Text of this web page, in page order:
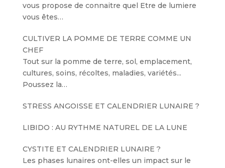
vous propose de connaitre quel Etre de lumiere
vous êtes…
CULTIVER LA POMME DE TERRE COMME UN
CHEF
Tout sur la pomme de terre, sol, emplacement,
cultures, soins, récoltes, maladies, variétés...
Poussez la…
STRESS ANGOISSE ET CALENDRIER LUNAIRE ?
LIBIDO : AU RYTHME NATUREL DE LA LUNE
CYSTITE ET CALENDRIER LUNAIRE ?
Les phases lunaires ont-elles un impact sur le